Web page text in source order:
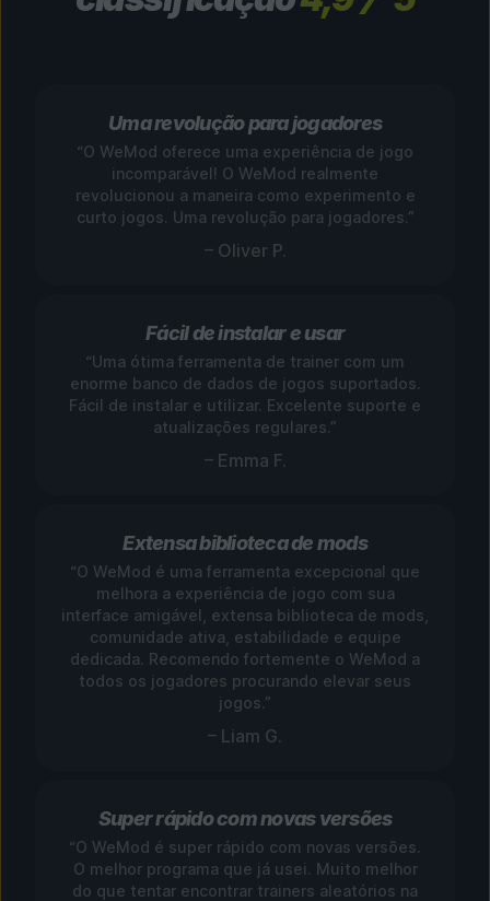
Uma revolução para jogadores
“O WeMod oferece uma experiência de jogo
incomparável! O WeMod realmente
revolucionou a maneira como experimento e
curto jogos. Uma revolução para jogadores.”
– Oliver P.
Fácil de instalar e usar
“Uma ótima ferramenta de trainer com um
enorme banco de dados de jogos suportados.
Fácil de instalar e utilizar. Excelente suporte e
atualizações regulares.”
– Emma F.
Extensa biblioteca de mods
“O WeMod é uma ferramenta excepcional que
melhora a experiência de jogo com sua
interface amigável, extensa biblioteca de mods,
comunidade ativa, estabilidade e equipe
dedicada. Recomendo fortemente o WeMod a
todos os jogadores procurando elevar seus
jogos.”
– Liam G.
Super rápido com novas versões
“O WeMod é super rápido com novas versões.
O melhor programa que já usei. Muito melhor
do que tentar encontrar trainers aleatórios na